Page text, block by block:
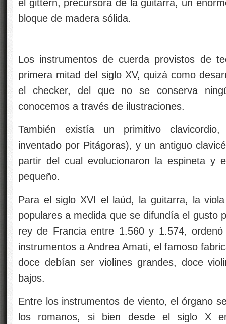
el gittern, precursora de la guitarra, un
bloque de madera sólida.
Los instrumentos de cuerda provistos de
primera mitad del siglo XV, quizá como
el checker, del que no se conserva
conocemos a través de ilustraciones.
También existía un primitivo clavicordio,
inventado por Pitágoras), y un antiguo
partir del cual evolucionaron la espineta y
pequeño.
Para el siglo XVI el laúd, la guitarra, la
populares a medida que se difundía el gusto
rey de Francia entre 1.560 y 1.574,
instrumentos a Andrea Amati, el famoso
doce debían ser violines grandes, doce
bajos.
Entre los instrumentos de viento, el órgano
los romanos, si bien desde el siglo X